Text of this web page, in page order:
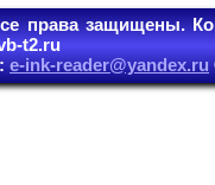
права защищены.
t2.ru
e-ink-reader@yandex.ru